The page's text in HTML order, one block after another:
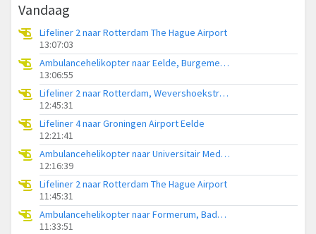
Vandaag
Lifeliner 2 naar Rotterdam The Hague Airport
13:07:03
Ambulancehelikopter naar Eelde, Burgemeester J.G. Legroweg
13:06:55
Lifeliner 2 naar Rotterdam, Wevershoekstraat
12:45:31
Lifeliner 4 naar Groningen Airport Eelde
12:21:41
Ambulancehelikopter naar Universitair Medisch Centrum Groningen
12:16:39
Lifeliner 2 naar Rotterdam The Hague Airport
11:45:31
Ambulancehelikopter naar Formerum, Badweg Formerum
11:33:51